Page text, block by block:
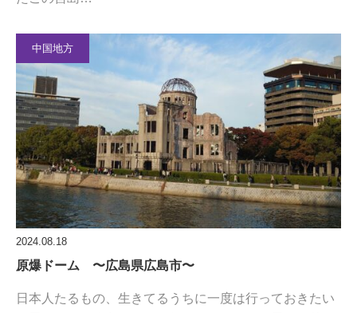
中国地方
2024.08.18
原爆ドーム 〜広島県広島市〜
日本人たるもの、生きてるうちに一度は行っておきたい